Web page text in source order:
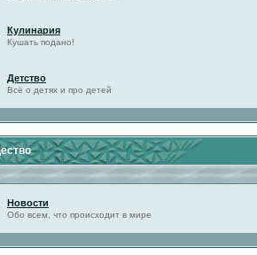
Кулинария
Кушать подано!
Детство
Всё о детях и про детей
Новости
Обо всем, что происходит в мире